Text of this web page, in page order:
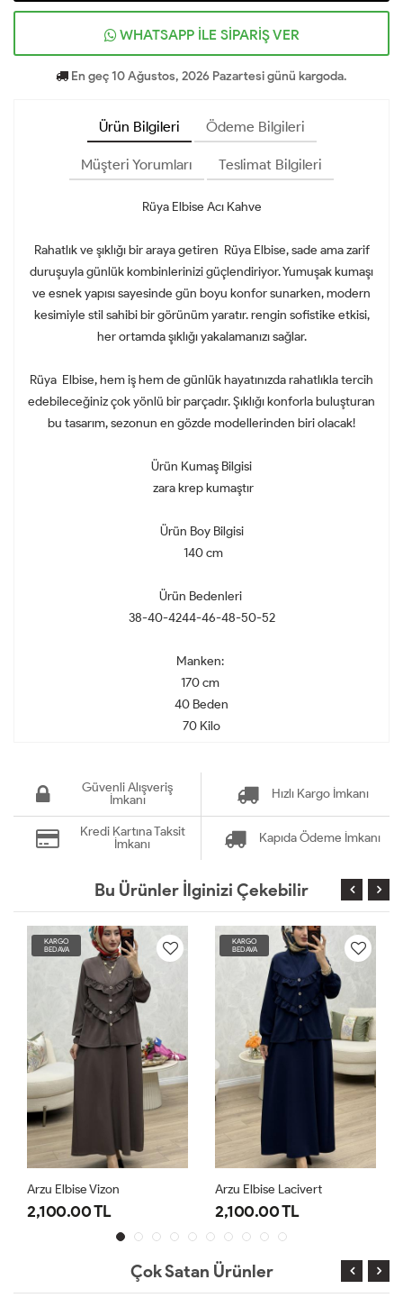
WHATSAPP İLE SİPARİŞ VER
En geç 10 Ağustos, 2026 Pazartesi günü kargoda.
Ürün Bilgileri Ödeme Bilgileri
Müşteri Yorumları Teslimat Bilgileri
Rüya Elbise Acı Kahve
Rahatlık ve şıklığı bir araya getiren Rüya Elbise, sade ama zarif
duruşuyla günlük kombinlerinizi güçlendiriyor. Yumuşak kumaşı
ve esnek yapısı sayesinde gün boyu konfor sunarken, modern
kesimiyle stil sahibi bir görünüm yaratır. rengin sofistike etkisi,
her ortamda şıklığı yakalamanızı sağlar.
Rüya Elbise, hem iş hem de günlük hayatınızda rahatlıkla tercih
edebileceğiniz çok yönlü bir parçadır. Şıklığı konforla buluşturan
bu tasarım, sezonun en gözde modellerinden biri olacak!
Ürün Kumaş Bilgisi
zara krep kumaştır
Ürün Boy Bilgisi
140 cm
Ürün Bedenleri
38-40-4244-46-48-50-52
Manken:
170 cm
40 Beden
70 Kilo
Güvenli Alışveriş
İmkanı
Hızlı Kargo İmkanı
Kredi Kartına Taksit
İmkanı
Kapıda Ödeme İmkanı
Bu Ürünler İlginizi Çekebilir
KARGO
BEDAVA
Arzu Elbise Vizon
2,100.00 TL
KARGO
BEDAVA
Arzu Elbise Lacivert
2,100.00 TL
Çok Satan Ürünler